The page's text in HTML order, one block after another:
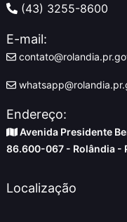
(43) 3255-8600
E-mail:
Endereço:
Avenida Presidente
86.600-067 - Rolândia -
Localização